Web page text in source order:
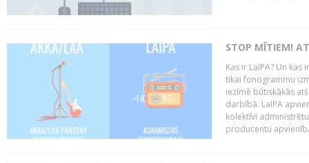
STOP MĪTIEM!
Kas ir LaIPA? Un
tikai fonogrammu
iezīmē būtiskākās
darbībā. LaIPA
kolektīvi
producentu